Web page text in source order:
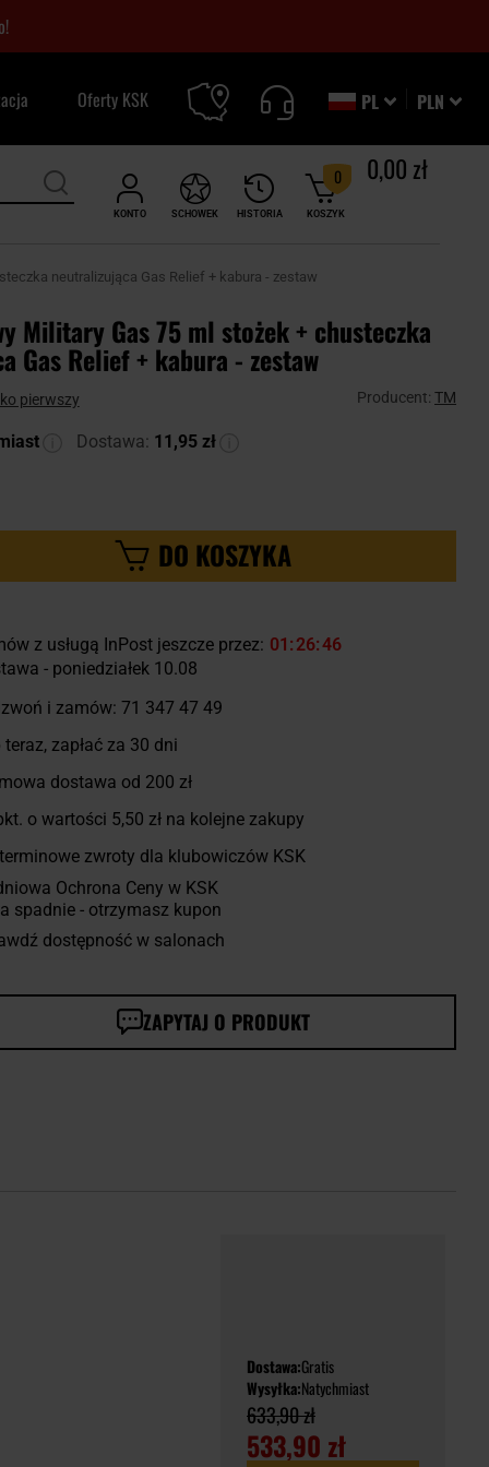
PLN
PL
Oferty KSK
KONTO HISTORIA
SCHOWEK KOSZYK
0 0,00 zł
neutralizująca Gas Relief + kabura - zestaw
Military Gas 75 ml stożek + chusteczka
Gas Relief + kabura - zestaw
pierwszy Producent: TM
Dostawa: 11,95 zł
DO KOSZYKA
z usługą InPost jeszcze przez: 01 26 45
- poniedziałek 10.08
i zamów: 71 347 47 49
teraz, zapłać za 30 dni
dostawa od 200 zł
o wartości 5,50 złna kolejne zakupy
zwroty dla klubowiczów KSK
Ochrona Ceny w KSK
spadnie - otrzymasz kupon
dostępność w salonach
ZAPYTAJ O PRODUKT
Dostawa:Gratis
Wysyłka:Natychmiast
633,90 zł
533,90 zł